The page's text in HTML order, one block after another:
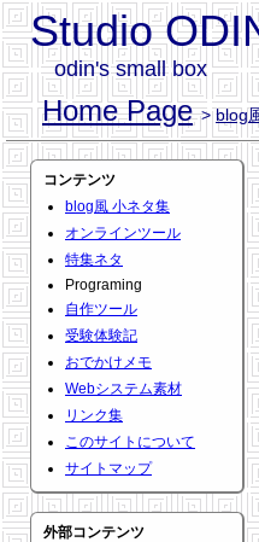
Studio
odin's small box
Home Page >blog
コンテンツ
blog風 小ネタ集
オンラインツール
特集ネタ
Programing
自作ツール
受験体験記
おでかけメモ
Webシステム素材
リンク集
このサイトについて
サイトマップ
外部コンテンツ